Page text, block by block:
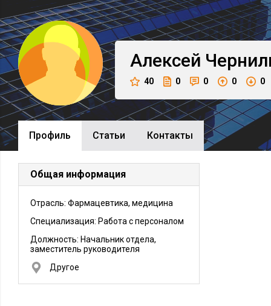
Алексей
40 0 0 0 0
Профиль Cтатьи Контакты
Общая информация
Отрасль: Фармацевтика, медицина
Специализация: Работа с персоналом
Должность: Начальник отдела,
заместитель руководителя
Другое